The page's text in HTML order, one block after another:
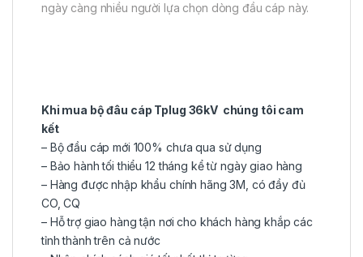
ngày càng nhiều người lựa chọn dòng đầu cáp này.
Khi mua bộ đâu cáp Tplug 36kV chúng tôi cam
kết
– Bộ đầu cáp mới 100% chưa qua sử dụng
– Bảo hành tối thiểu 12 tháng kể từ ngày giao hàng
– Hàng được nhập khẩu chính hãng 3M, có đầy đủ
CO, CQ
– Hỗ trợ giao hàng tận nơi cho khách hàng khắp các
tỉnh thành trên cả nước